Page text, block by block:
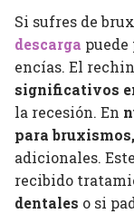
Si sufres de
descarga
encías. El
significativos
la recesión. En
para bruxismos,
adicionales.
recibido
dentales o si